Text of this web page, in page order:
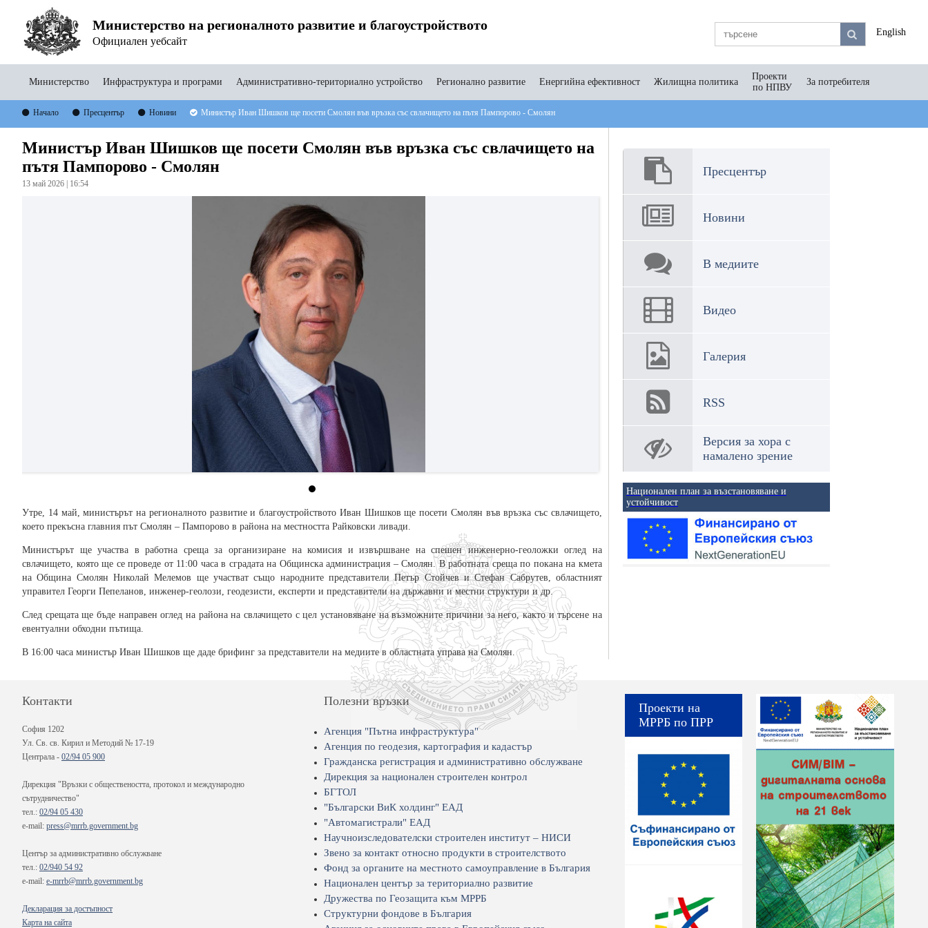
Министерство на регионалното развитие и благоустройството
Официален уебсайт
English
Министерство Инфраструктура и програми Административно-териториално устройство Регионално развитие Енергийна ефективност Жилищна политика
Проекти
по НПВУ
За потребителя
Начало Пресцентър Новини Министър Иван Шишков ще посети Смолян във връзка със свлачището на пътя Пампорово - Смолян
Министър Иван Шишков ще посети Смолян във връзка със свлачището на
пътя Пампорово - Смолян
13 май 2026 | 16:54
Утре, 14 май, министърът на регионалното развитие и благоустройството Иван Шишков ще посети Смолян във връзка със свлачището,
което прекъсна главния път Смолян – Пампорово в района на местността Райковски ливади.
Министърът ще участва в работна среща за организиране на комисия и извършване на спешен инженерно-геоложки оглед на
свлачището, която ще се проведе от 11:00 часа в сградата на Общинска администрация – Смолян. В работната среща по покана на кмета
на Община Смолян Николай Мелемов ще участват също народните представители Петър Стойчев и Стефан Сабрутев, областният
управител Георги Пепеланов, инженер-геолози, геодезисти, експерти и представители на държавни и местни структури и др.
След срещата ще бъде направен оглед на района на свлачището с цел установяване на възможните причини за него, както и търсене на
евентуални обходни пътища.
В 16:00 часа министър Иван Шишков ще даде брифинг за представители на медиите в областната управа на Смолян.
Пресцентър
Новини
В медиите
Видео
Галерия
RSS
Версия за хора с
намалено зрение
Национален план за възстановяване и
устойчивост
Контакти
София 1202
Ул. Св. св. Кирил и Методий № 17-19
Централа - 02/94 05 900
Дирекция "Връзки с обществеността, протокол и международно
сътрудничество"
тел.: 02/94 05 430
e-mail: press@mrrb.government.bg
Център за административно обслужване
тел.: 02/940 54 92
e-mail: e-mrrb@mrrb.government.bg
Декларация за достъпност
Карта на сайта
Полезни връзки
Агенция "Пътна инфраструктура"
Агенция по геодезия, картография и кадастър
Гражданска регистрация и административно обслужване
Дирекция за национален строителен контрол
БГТОЛ
"Български ВиК холдинг" ЕАД
"Автомагистрали" ЕАД
Научноизследователски строителен институт – НИСИ
Звено за контакт относно продукти в строителството
Фонд за органите на местното самоуправление в България
Национален център за териториално развитие
Дружества по Геозащита към МРРБ
Структурни фондове в България
Проекти на
МРРБ по ПРР